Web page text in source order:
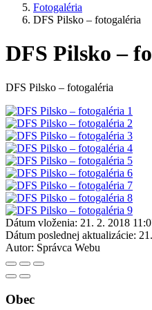
Fotogaléria
DFS Pilsko – fotogaléria
DFS Pilsko –
DFS Pilsko – fotogaléria
Dátum vloženia: 21. 2. 2018
Dátum poslednej aktualizácie:
Autor: Správca Webu
Obec